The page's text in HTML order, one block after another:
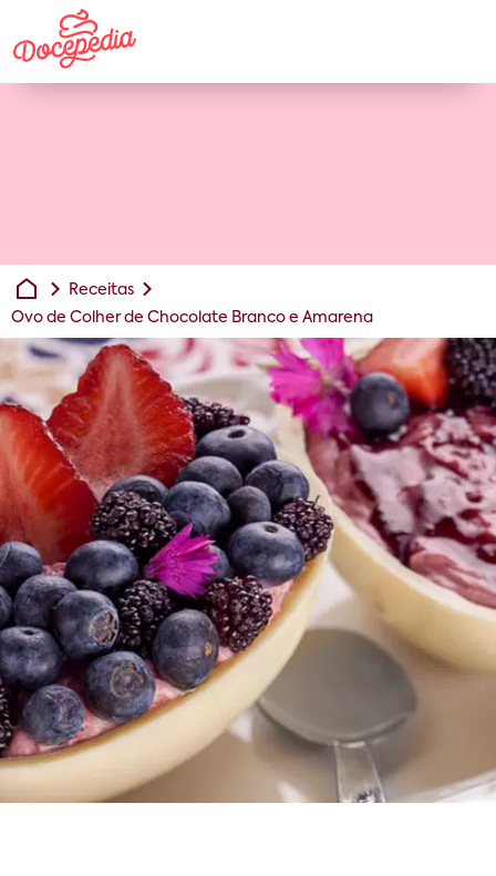
Receitas
Ovo de Colher de Chocolate Branco e Amarena